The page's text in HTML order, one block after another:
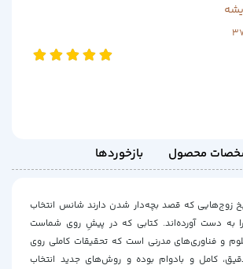
محصول بازخوردها
زوج‌هایی که قصد بچه‌دار شدن دارند شانس انتخاب
به دست آورده‌اند. کتابی که در پیشِ روی شماست
و فناوری‌های مدرنی است که تحقیقات کاملی روی
کامل و بادوام بوده و روش‌های جدید انتخاب